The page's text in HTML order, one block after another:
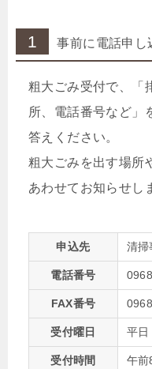
1 事前に電話申し
粗大ごみ受付で、「
所、電話番号など」
答えください。
粗大ごみを出す場所
あわせてお知らせし
申込先 清掃
電話番号
FAX番号
受付曜日 平日
受付時間
午前